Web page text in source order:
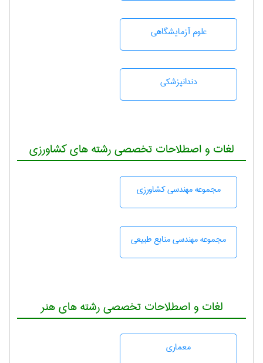
علوم آزمايشگاهی
دندانپزشكی
لغات و اصطلاحات تخصصی رشته های کشاورزی
مجموعه مهندسی كشاورزی
مجموعه مهندسی منابع طبيعی
لغات و اصطلاحات تخصصی رشته های هنر
معماری